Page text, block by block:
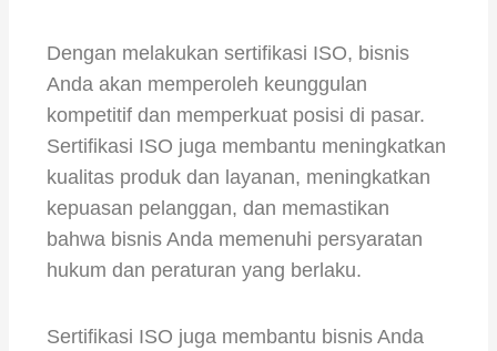
Dengan melakukan sertifikasi ISO, bisnis
Anda akan memperoleh keunggulan
kompetitif dan memperkuat posisi di pasar.
Sertifikasi ISO juga membantu meningkatkan
kualitas produk dan layanan, meningkatkan
kepuasan pelanggan, dan memastikan
bahwa bisnis Anda memenuhi persyaratan
hukum dan peraturan yang berlaku.
Sertifikasi ISO juga membantu bisnis Anda